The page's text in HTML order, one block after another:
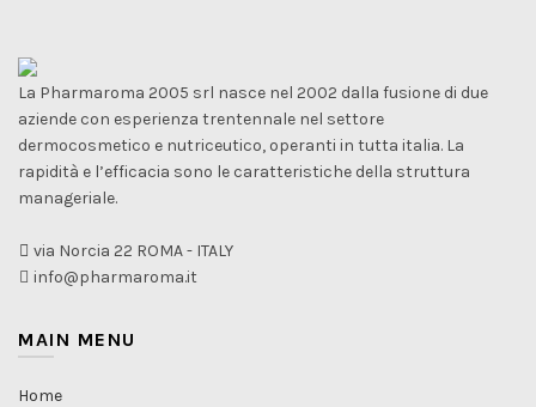
La Pharmaroma 2005 srl nasce nel 2002 dalla fusione di due
aziende con esperienza trentennale nel settore
dermocosmetico e nutriceutico, operanti in tutta italia. La
rapidità e l’efficacia sono le caratteristiche della struttura
manageriale.
via Norcia 22 ROMA - ITALY
info@pharmaroma.it
MAIN MENU
Home